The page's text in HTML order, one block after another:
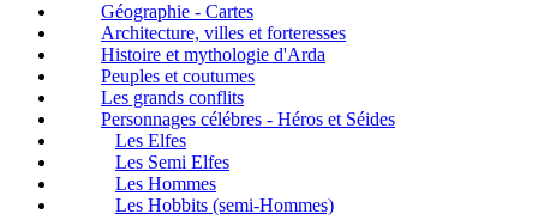
Géographie - Cartes
Architecture, villes et forteresses
Histoire et mythologie d'Arda
Peuples et coutumes
Les grands conflits
Personnages célébres - Héros et Séides
Les Elfes
Les Semi Elfes
Les Hommes
Les Hobbits (semi-Hommes)